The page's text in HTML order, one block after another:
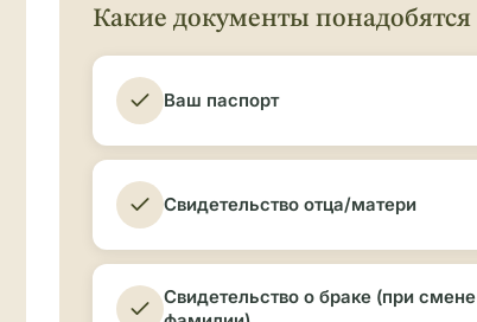
Какие документы понадобятся
Ваш паспорт
Свидетельство отца/матери
Свидетельство о браке (при смене